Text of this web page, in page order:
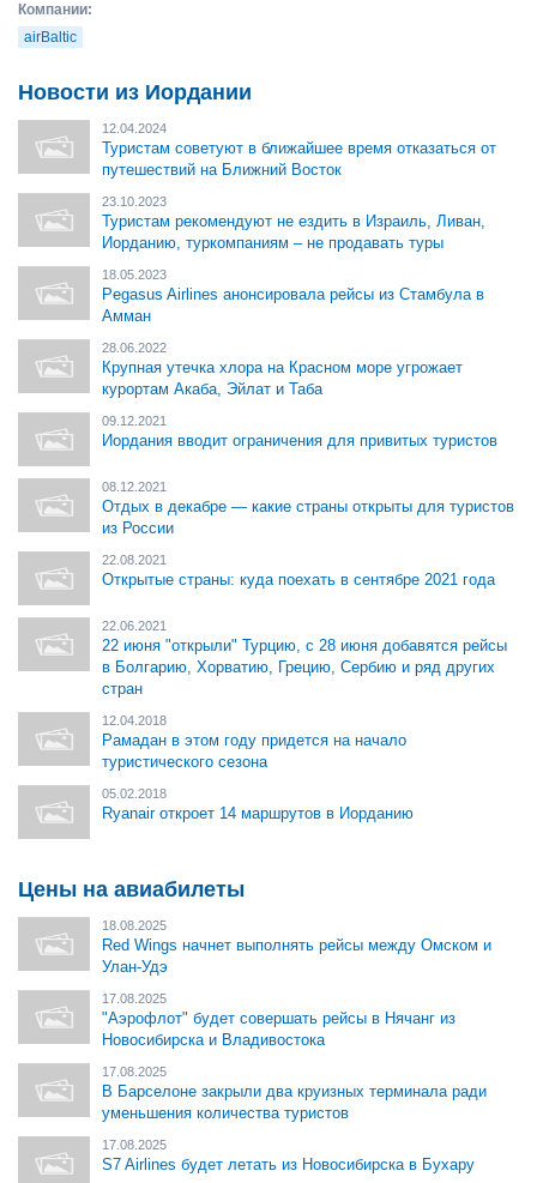
Компании:
airBaltic
Новости из Иордании
12.04.2024
Туристам советуют в ближайшее время отказаться от
путешествий на Ближний Восток
23.10.2023
Туристам рекомендуют не ездить в Израиль, Ливан,
Иорданию, туркомпаниям – не продавать туры
18.05.2023
Pegasus Airlines анонсировала рейсы из Стамбула в
Амман
28.06.2022
Крупная утечка хлора на Красном море угрожает
курортам Акаба, Эйлат и Таба
09.12.2021
Иордания вводит ограничения для привитых туристов
08.12.2021
Отдых в декабре — какие страны открыты для туристов
из России
22.08.2021
Открытые страны: куда поехать в сентябре 2021 года
22.06.2021
22 июня "открыли" Турцию, с 28 июня добавятся рейсы
в Болгарию, Хорватию, Грецию, Сербию и ряд других
стран
12.04.2018
Рамадан в этом году придется на начало
туристического сезона
05.02.2018
Ryanair откроет 14 маршрутов в Иорданию
Цены на авиабилеты
18.08.2025
Red Wings начнет выполнять рейсы между Омском и
Улан-Удэ
17.08.2025
"Аэрофлот" будет совершать рейсы в Нячанг из
Новосибирска и Владивостока
17.08.2025
В Барселоне закрыли два круизных терминала ради
уменьшения количества туристов
17.08.2025
S7 Airlines будет летать из Новосибирска в Бухару